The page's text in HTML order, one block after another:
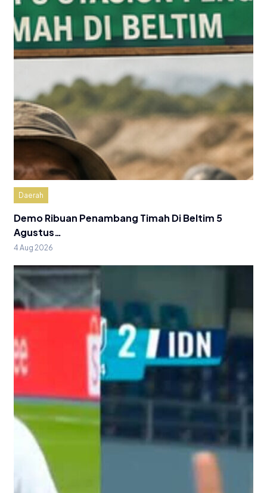
Daerah
Demo Ribuan Penambang Timah Di Beltim 5
Agustus…
4 Aug 2026